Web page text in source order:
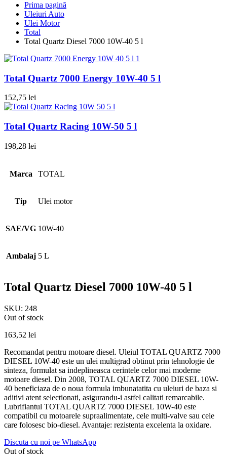
Prima pagină
Uleiuri Auto
Ulei Motor
Total
Total Quartz Diesel 7000 10W-40 5 l
Total Quartz 7000 Energy 10W-40 5 l
152,75 lei
Total Quartz Racing 10W-50 5 l
198,28 lei
Marca TOTAL
Tip Ulei motor
SAE/VG 10W-40
Ambalaj 5 L
Total Quartz Diesel 7000 10W-40 5 l
SKU: 248
Out of stock
163,52 lei
Recomandat pentru motoare diesel. Uleiul TOTAL QUARTZ 7000
DIESEL 10W-40 este un ulei multigrad obtinut prin tehnologie de
sinteza, formulat sa indeplineasca cerintele celor mai moderne
motoare diesel. Din 2008, TOTAL QUARTZ 7000 DIESEL 10W-
40 beneficiaza de o noua formula imbunatatita cu uleiuri de baza si
aditivi atent selectionati, asigurandu-i astfel calitati remarcabile.
Lubrifiantul TOTAL QUARTZ 7000 DIESEL 10W-40 este
compatibil cu motoarele supraalimentate, cele multi-valve sau cele
care folosesc bio-diesel. Avantaje: rezistenta excelenta la oxidare.
Discuta cu noi pe WhatsApp
Out of stock